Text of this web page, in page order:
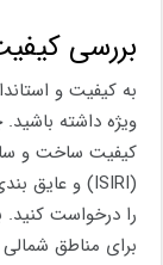
بررسی
به کیفیت و
ویژه داشته
کیفیت ساخت و ساز
برای مناطق